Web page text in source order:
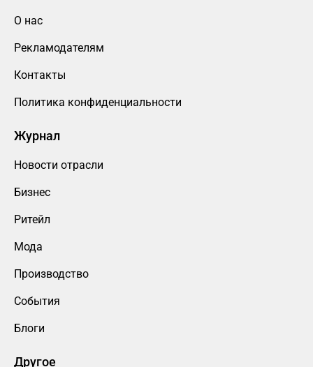
О нас
Рекламодателям
Контакты
Политика конфиденциальности
Журнал
Новости отрасли
Бизнес
Ритейл
Мода
Производство
События
Блоги
Другое